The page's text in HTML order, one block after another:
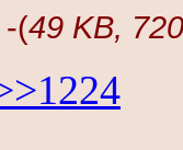
-(49 KB,